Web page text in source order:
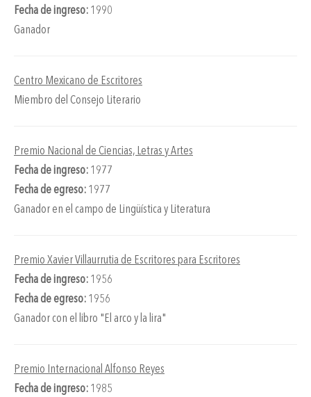
Fecha de ingreso: 1990
Ganador
Centro Mexicano de Escritores
Miembro del Consejo Literario
Premio Nacional de Ciencias, Letras y Artes
Fecha de ingreso: 1977
Fecha de egreso: 1977
Ganador en el campo de Lingüística y Literatura
Premio Xavier Villaurrutia de Escritores para Escritores
Fecha de ingreso: 1956
Fecha de egreso: 1956
Ganador con el libro "El arco y la lira"
Premio Internacional Alfonso Reyes
Fecha de ingreso: 1985